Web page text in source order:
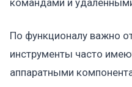
По функционалу важно
инструменты часто
аппаратными